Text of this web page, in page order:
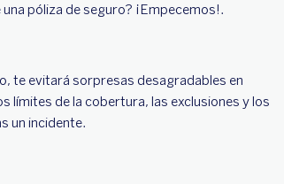
póliza de seguro? ¡Empecemos!.
te evitará sorpresas desagradables en
límites de la cobertura, las exclusiones y los
un incidente.